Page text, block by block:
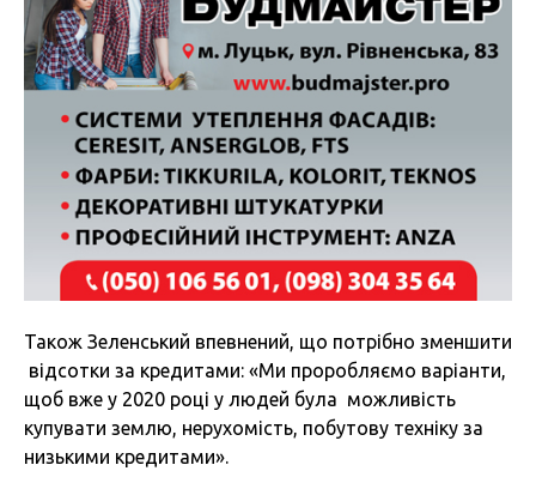
Також Зеленський впевнений, що потрібно зменшити
відсотки за кредитами: «Ми проробляємо варіанти,
щоб вже у 2020 році у людей була можливість
купувати землю, нерухомість, побутову техніку за
низькими кредитами».